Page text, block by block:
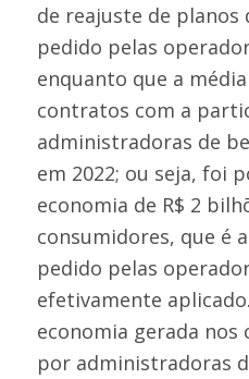
de reajuste de planos
pedido pelas
enquanto que a
contratos com a
administradoras de
em 2022; ou seja, foi
economia de R$ 2
consumidores, que é
pedido pelas
efetivamente
economia gerada
por administradoras